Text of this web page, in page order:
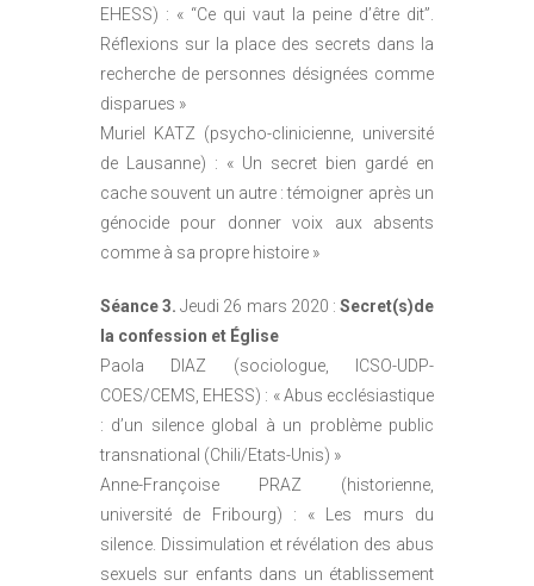
EHESS) : « “Ce qui vaut la peine d’être dit”.
Réflexions sur la place des secrets dans la
recherche de personnes désignées comme
disparues »
Muriel KATZ (psycho-clinicienne, université
de Lausanne) : « Un secret bien gardé en
cache souvent un autre : témoigner après un
génocide pour donner voix aux absents
comme à sa propre histoire »
Séance 3. Jeudi 26 mars 2020 :Secret(s)de
la confession et Église
Paola DIAZ (sociologue, ICSO-UDP-
COES/CEMS, EHESS) : « Abus ecclésiastique
: d’un silence global à un problème public
transnational (Chili/Etats-Unis) »
Anne-Françoise PRAZ (historienne,
université de Fribourg) : « Les murs du
silence. Dissimulation et révélation des abus
sexuels sur enfants dans un établissement